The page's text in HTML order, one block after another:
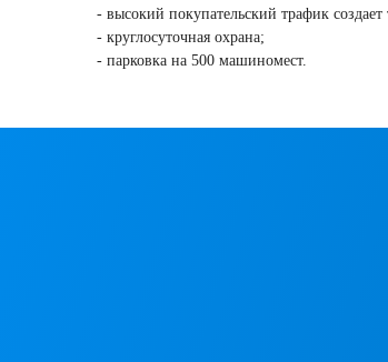
- высокий покупательский трафик
- круглосуточная охрана;
- парковка на 500 машиномест.